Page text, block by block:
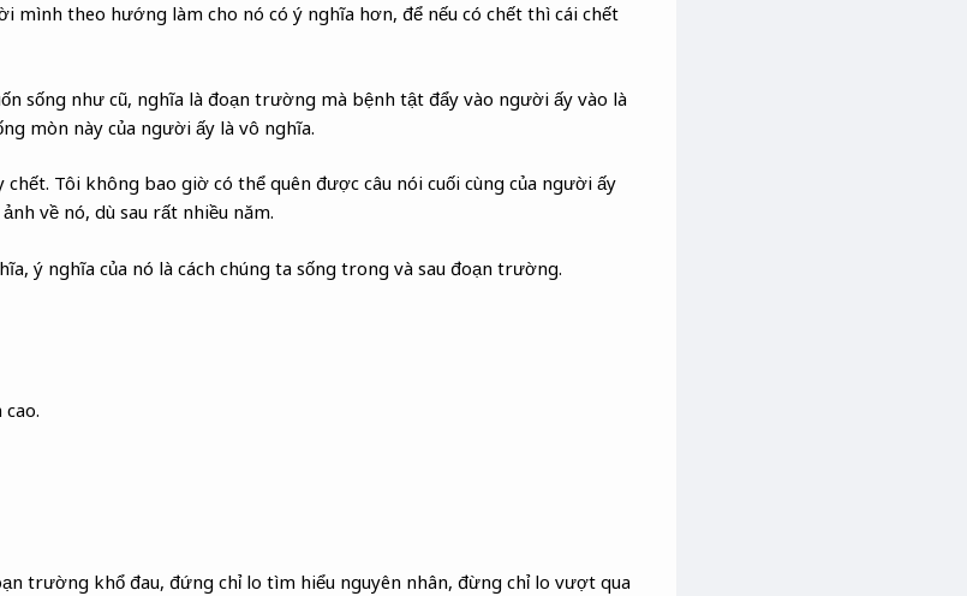
mình theo hướng làm cho nó có ý nghĩa hơn, để nếu có chết thì cái chết
sống như cũ, nghĩa là đoạn trường mà bệnh tật đẩy vào người ấy vào là
mòn này của người ấy là vô nghĩa.
Tôi không bao giờ có thể quên được câu nói cuối cùng của người ấy
về nó, dù sau rất nhiều năm.
ý nghĩa của nó là cách chúng ta sống trong và sau đoạn trường.
trường khổ đau, đứng chỉ lo tìm hiểu nguyên nhân, đừng chỉ lo vượt qua